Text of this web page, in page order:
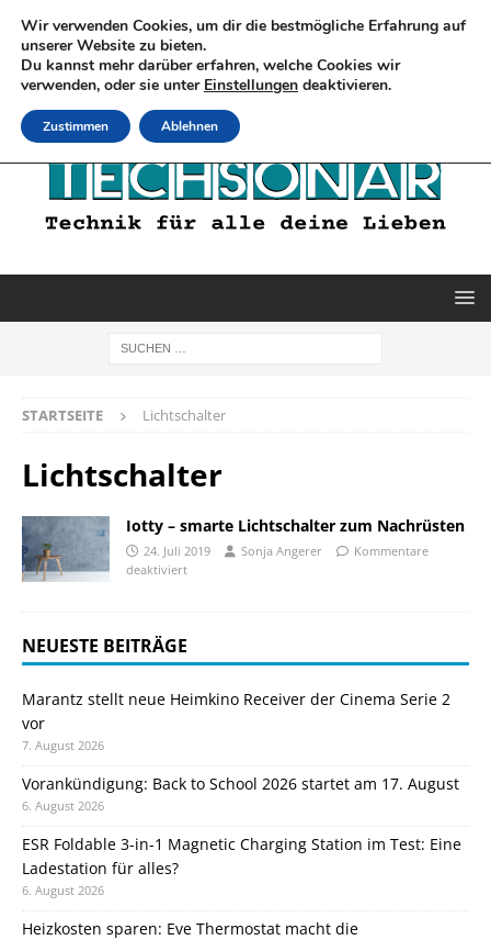
STARTSEITE Lichtschalter
Lichtschalter
Iotty – smarte Lichtschalter zum Nachrüsten
24. Juli 2019 Sonja Angerer
Kommentare
deaktiviert
NEUESTE BEITRÄGE
Marantz stellt neue Heimkino Receiver der Cinema Serie 2
vor
7. August 2026
Vorankündigung: Back to School 2026 startet am 17. August
6. August 2026
ESR Foldable 3-in-1 Magnetic Charging Station im Test: Eine
Ladestation für alles?
6. August 2026
Heizkosten sparen: Eve Thermostat macht die
Wir verwenden Cookies, um dir die bestmögliche Erfahrung auf
unserer Website zu bieten.
Du kannst mehr darüber erfahren, welche Cookies wir
verwenden, oder sie unter Einstellungen deaktivieren.
Zustimmen Ablehnen